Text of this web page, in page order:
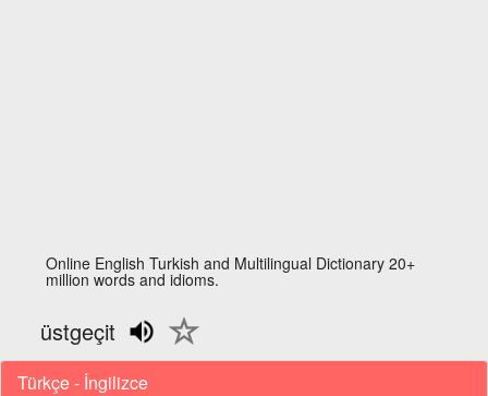
Online English Turkish and Multilingual Dictionary 20+
million words and idioms.
üstgeçit
Türkçe - İngilizce